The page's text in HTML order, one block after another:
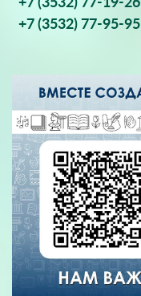
+7 (3532) 77-95-95